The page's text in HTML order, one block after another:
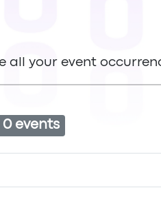
all your event
0 events